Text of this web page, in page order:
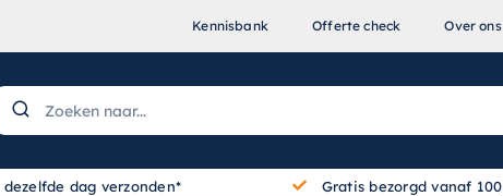
Kennisbank Offerte check Over ons
dag verzonden* Gratis bezorgd vanaf